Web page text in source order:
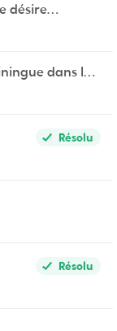
dans les
Résolu
Résolu